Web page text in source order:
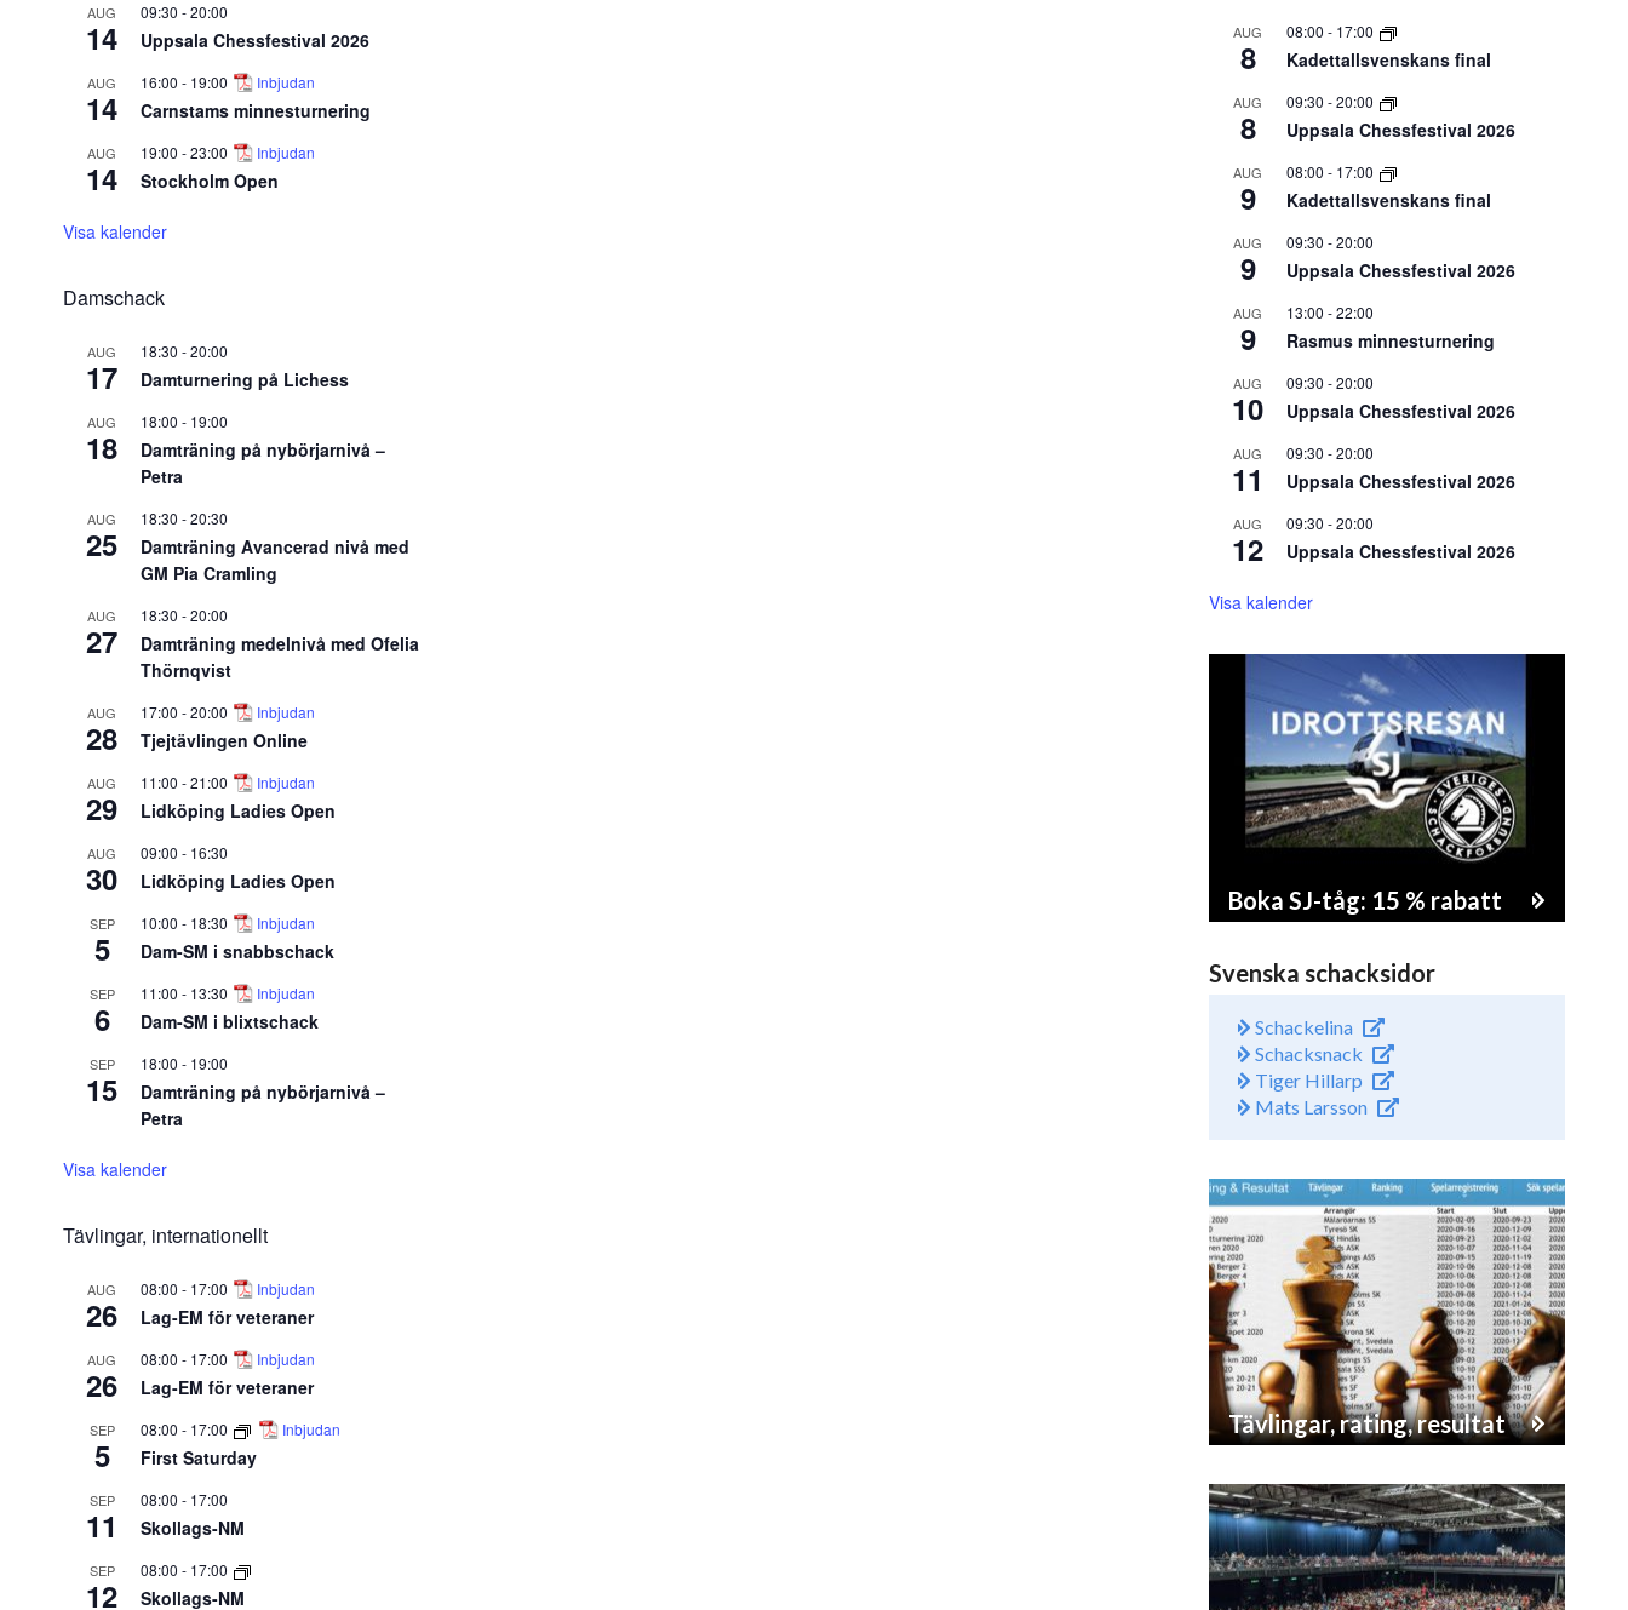
AUG
14
09:30 -20:00
Uppsala Chessfestival 2026
AUG
14
16:00 - 19:00 Inbjudan
Carnstams minnesturnering
AUG
14
19:00 -23:00 Inbjudan
Stockholm Open
Visa kalender
Damschack
AUG
17
18:30 -20:00
Damturnering på Lichess
AUG
18
18:00 - 19:00
Damträning på nybörjarnivå –
Petra
AUG
25
18:30 -20:30
Damträning Avancerad nivå med
GM Pia Cramling
AUG
27
18:30 -20:00
Damträning medelnivå med Ofelia
Thörnqvist
AUG
28
17:00 -20:00 Inbjudan
Tjejtävlingen Online
AUG
29
11:00 -21:00 Inbjudan
Lidköping Ladies Open
AUG
30
09:00 - 16:30
Lidköping Ladies Open
SEP
5
10:00 - 18:30 Inbjudan
Dam-SM i snabbschack
SEP
6
11:00 - 13:30 Inbjudan
Dam-SM i blixtschack
SEP
15
18:00 - 19:00
Damträning på nybörjarnivå –
Petra
Visa kalender
Tävlingar, internationellt
AUG
26
08:00 - 17:00 Inbjudan
Lag-EM för veteraner
AUG
26
08:00 - 17:00 Inbjudan
Lag-EM för veteraner
SEP
5
08:00 - 17:00 Inbjudan
First Saturday
SEP
11
08:00 - 17:00
Skollags-NM
SEP
12
08:00 - 17:00
Skollags-NM
AUG
8
08:00 - 17:00
Kadettallsvenskans final
AUG
8
09:30 -20:00
Uppsala Chessfestival 2026
AUG
9
08:00 - 17:00
Kadettallsvenskans final
AUG
9
09:30 -20:00
Uppsala Chessfestival 2026
AUG
9
13:00 -22:00
Rasmus minnesturnering
AUG
10
09:30 -20:00
Uppsala Chessfestival 2026
AUG
11
09:30 -20:00
Uppsala Chessfestival 2026
AUG
12
09:30 -20:00
Uppsala Chessfestival 2026
Visa kalender
Boka SJ-tåg: 15 % rabatt
Svenska schacksidor
Schackelina
Schacksnack
Tiger Hillarp
Mats Larsson
Tävlingar, rating, resultat